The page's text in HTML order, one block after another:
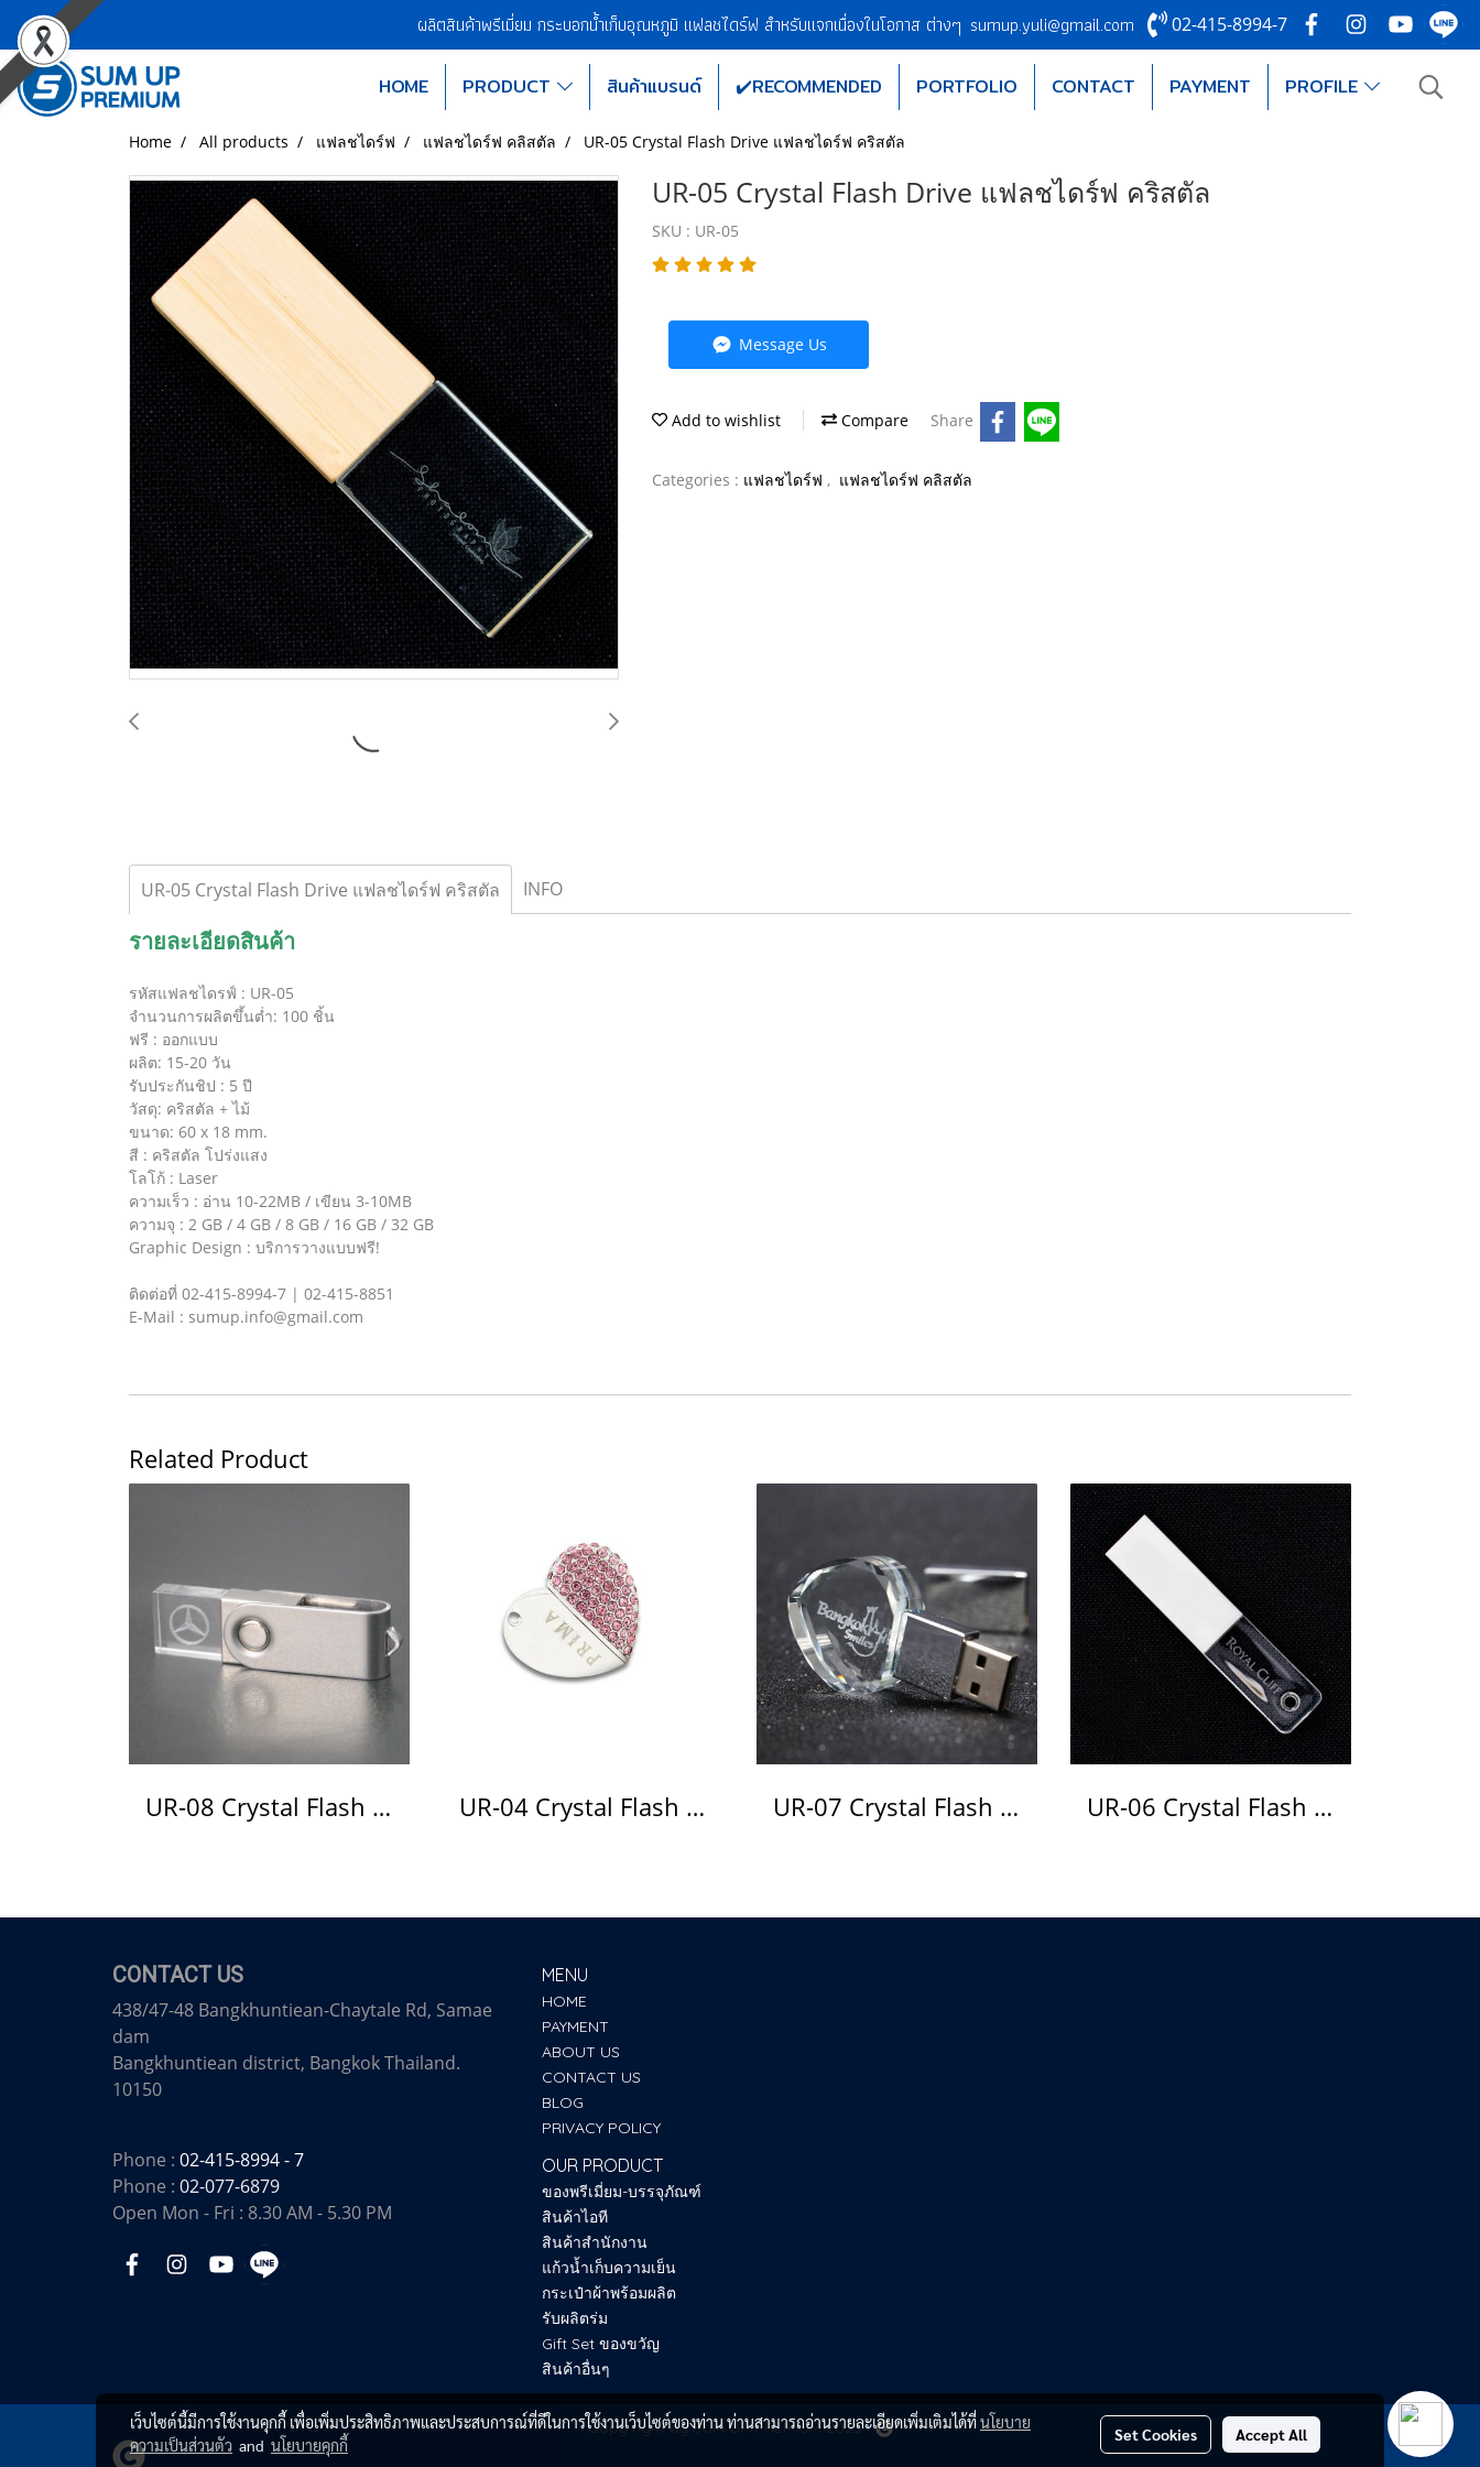
ผลิตสินค้าพรีเมี่ยม กระบอกน้ำเก็บอุณหภูมิ แฟลชไดร์ฟ สำหรับแจกเนื่องในโอกาส ต่างๆ sumup.yuli@gmail.com 02-415-8994-7
HOME PRODUCT สินค้าแบรนด์ ✔️RECOMMENDED PORTFOLIO CONTACT PAYMENT PROFILE
Home All products แฟลชไดร์ฟ แฟลชไดร์ฟ คลิสตัล UR-05 Crystal Flash Drive แฟลชไดร์ฟ คริสตัล
UR-05 Crystal Flash Drive แฟลชไดร์ฟ คริสตัล
SKU : UR-05
Message Us
Add to wishlist Compare Share
Categories : แฟลชไดร์ฟ , แฟลชไดร์ฟ คลิสตัล
UR-05 Crystal Flash Drive แฟลชไดร์ฟ คริสตัล INFO
รายละเอียดสินค้า
รหัสแฟลชไดรฟ์ : UR-05
จำนวนการผลิตขึ้นต่ำ: 100 ชิ้น
ฟรี : ออกแบบ
ผลิต: 15-20 วัน
รับประกันชิป : 5 ปี
วัสดุ: คริสตัล + ไม้
ขนาด: 60 x 18 mm.
สี : คริสตัล โปร่งแสง
โลโก้ : Laser
ความเร็ว : อ่าน 10-22MB / เขียน 3-10MB
ความจุ : 2 GB / 4 GB / 8 GB / 16 GB / 32 GB
Graphic Design : บริการวางแบบฟรี!
ติดต่อที่ 02-415-8994-7 | 02-415-8851
E-Mail : sumup.info@gmail.com
Related Product
UR-08 Crystal Flash Drive แฟลชไดร์ฟ คริสตัล UR-04 Crystal Flash Drive แฟลชไดร์ฟ คริสตัล UR-07 Crystal Flash Drive แฟลชไดร์ฟ คริสตัล UR-06 Crystal Flash Drive แฟลชไดร์ฟ คริสตัล
CONTACT US
438/47-48 Bangkhuntiean-Chaytale Rd, Samae
dam
Bangkhuntiean district, Bangkok Thailand.
10150
Phone : 02-415-8994 - 7
Phone : 02-077-6879
Open Mon - Fri : 8.30 AM - 5.30 PM
MENU
HOME
PAYMENT
ABOUT US
CONTACT US
BLOG
PRIVACY POLICY
OUR PRODUCT
ของพรีเมี่ยม-บรรจุภัณฑ์
สินค้าไอที
สินค้าสำนักงาน
แก้วน้ำเก็บความเย็น
กระเป๋าผ้าพร้อมผลิต
รับผลิตร่ม
Gift Set ของขวัญ
สินค้าอื่นๆ
Copy right by SUM UP PREMIUM 2025
เว็บไซต์นี้มีการใช้งานคุกกี้ เพื่อเพิ่มประสิทธิภาพและประสบการณ์ที่ดีในการใช้งานเว็บไซต์ของท่าน ท่านสามารถอ่านรายละเอียดเพิ่มเติมได้ที่นโยบาย
ความเป็นส่วนตัว and นโยบายคุกกี้
Set Cookies Accept All